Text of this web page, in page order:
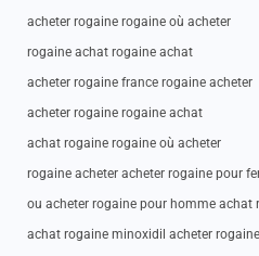
acheter rogaine rogaine où acheter
rogaine achat rogaine achat
acheter rogaine france rogaine acheter
acheter rogaine rogaine achat
achat rogaine rogaine où acheter
rogaine acheter acheter rogaine pour
ou acheter rogaine pour homme achat
achat rogaine minoxidil acheter